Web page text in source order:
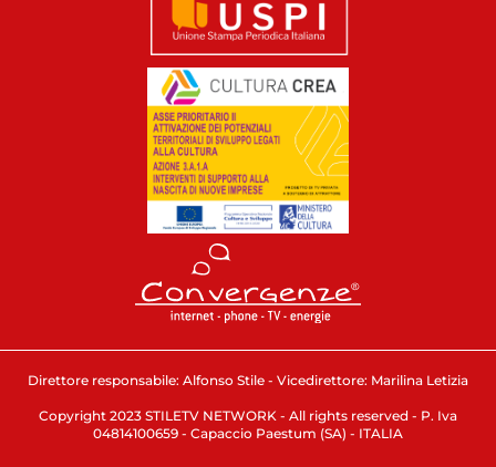
Direttore responsabile: Alfonso Stile - Vicedirettore: Marilina Letizia
Copyright 2023 STILETV NETWORK - All rights reserved - P. Iva
04814100659 - Capaccio Paestum (SA) - ITALIA